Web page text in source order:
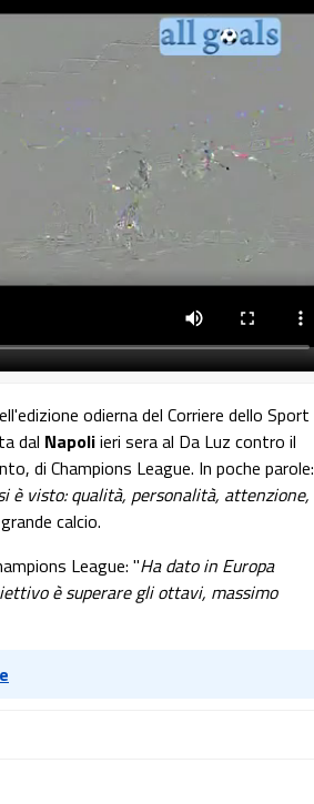
odierna del Corriere dello Sport
dal Napoliieri sera al Da Luz contro il
di Champions League. In poche parole:
è visto: qualità, personalità, attenzione,
calcio.
League: "Ha dato in Europa
è superare gli ottavi, massimo